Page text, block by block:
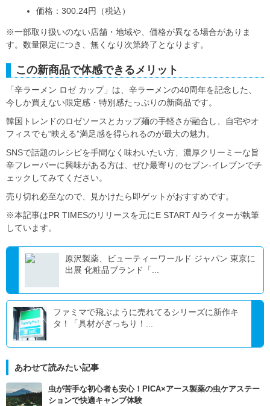
価格：300.24円（税込）
※一部取り扱いのない店舗・地域や、価格が異なる場合がありま
す。数量限定につき、無くなり次第終了となります。
この新商品で体感できるメリット
「辛ラーメン ロゼ カップ」は、辛ラーメンの40周年を記念した、
今しか買えない限定感・特別感たっぷりの新商品です。
韓国トレンドのロゼソースとカップ麺の手軽さが融合し、自宅やオ
フィスでも“映える”満足感を得られるのが最大の魅力。
SNSで話題のレシピを手間なく味わいたい方、濃厚クリーミーな旨
辛フレーバーに興味がある方は、ぜひ最寄りのセブン‐イレブンでチ
ェックしてみてください。
売り切れ必至なので、見かけたら即ゲットがおすすめです。
※本記事はPR TIMESのリリースを元にE START AIライターが執筆
しています。
原沢製薬、ビューティーワールド ジャパン 東京に
出展 化粧品ブランド「...
ファミマで飛ぶように売れてるシリーズに新作キ
タ！「具材がぎっちり！...
あわせて読みたい記事
虫が苦手な初心者も安心！PICA×アース製薬の虫ケアステー
ションで快適キャンプ体験